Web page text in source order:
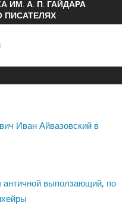
ИМ. А. П. ГАЙДАРА
ПИСАТЕЛЯХ
Иван Айвазовский в
выползающий, по